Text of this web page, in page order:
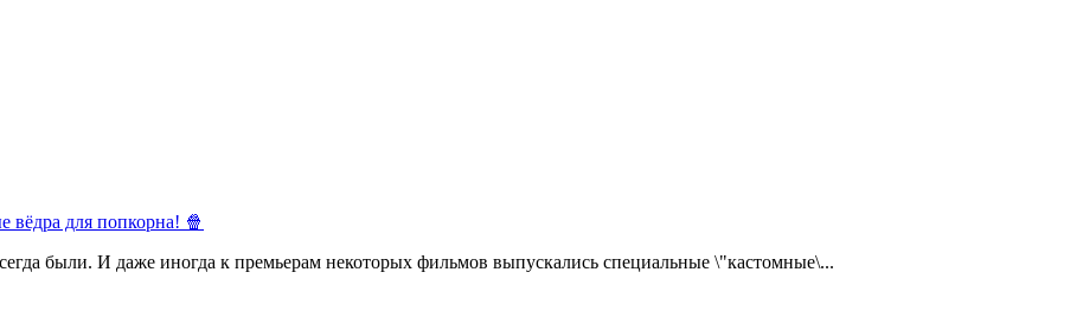
вёдра для попкорна! 🍿
были. И даже иногда к премьерам некоторых фильмов выпускались специальные \"кастомные\...